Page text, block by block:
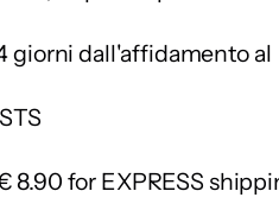
giorni dall'affidamento al
8.90 for EXPRESS